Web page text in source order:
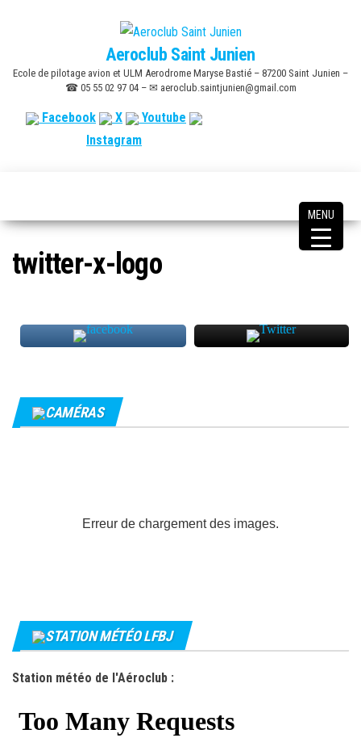
content
Aeroclub Saint Junien
Ecole de pilotage avion et ULM Aerodrome Maryse Bastié – 87200 Saint Junien –
☎ 05 55 02 97 04 – ✉ aeroclub.saintjunien@gmail.com
Facebook X
Youtube
Instagram
twitter-x-logo
CAMÉRAS
Erreur de chargement des images.
STATION MÉTÉO LFBJ
Station météo de l'Aéroclub :
MENU